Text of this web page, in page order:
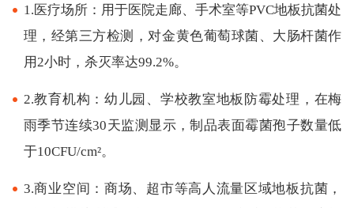
1.医疗场所：用于医院走廊、手术室等PVC地板抗菌处
理，经第三方检测，对金黄色葡萄球菌、大肠杆菌作
用2小时，杀灭率达99.2%。
2.教育机构：幼儿园、学校教室地板防霉处理，在梅
雨季节连续30天监测显示，制品表面霉菌孢子数量低
于10CFU/cm²。
3.商业空间：商场、超市等高人流量区域地板抗菌，